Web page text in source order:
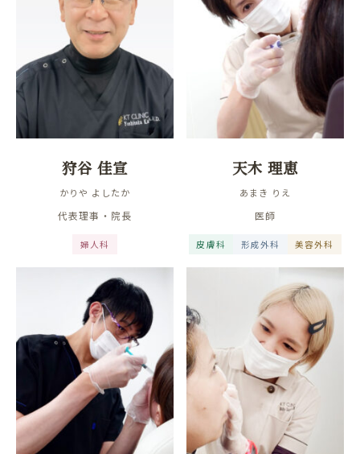
狩谷 佳宣
かりや よしたか
代表理事・院長
婦人科
天木 理恵
あまき りえ
医師
皮膚科 形成外科 美容外科